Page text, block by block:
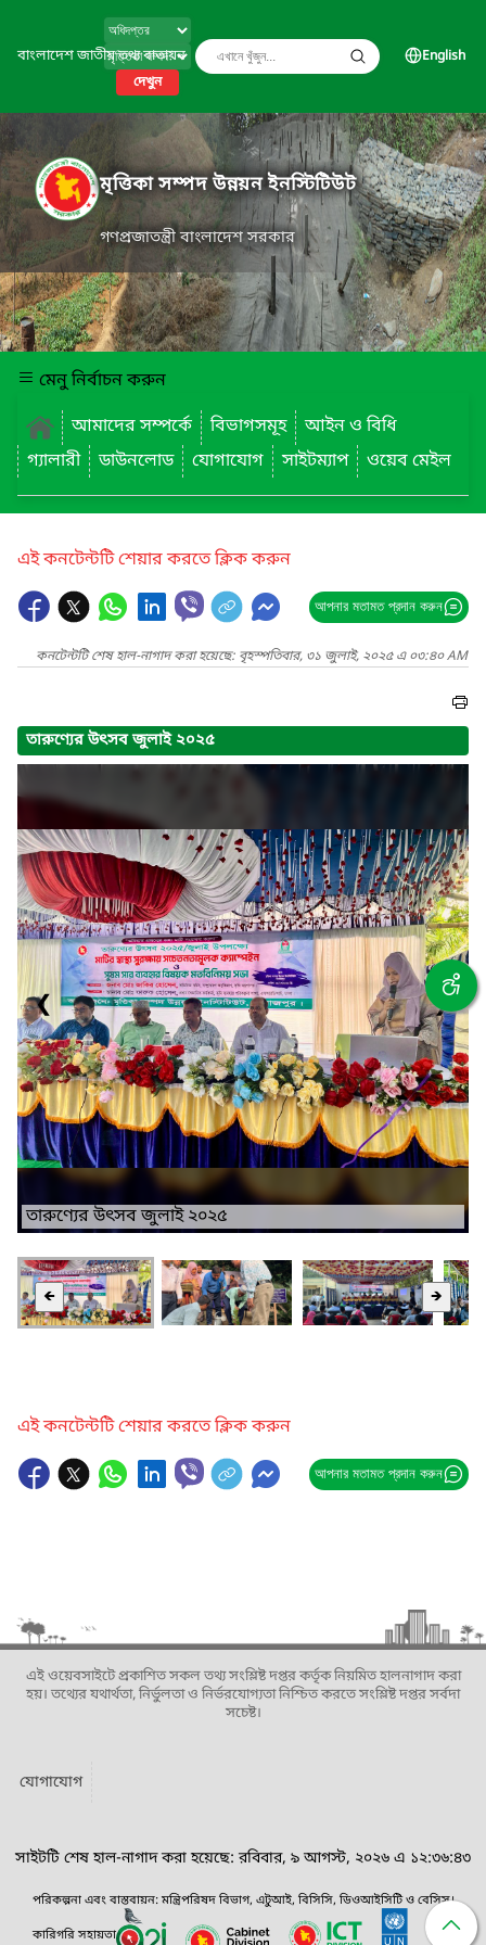
বাংলাদেশ জাতীয় তথ্য বাতায়ন
দেখুন
English
মৃত্তিকা সম্পদ উন্নয়ন ইনস্টিটিউট
গণপ্রজাতন্ত্রী বাংলাদেশ সরকার
মেনু নির্বাচন করুন
আমাদের সম্পর্কে
বিভাগসমূহ
আইন ও বিধি
গ্যালারী
ডাউনলোড যোগাযোগ সাইটম্যাপ ওয়েব মেইল
এই কনটেন্টটি শেয়ার করতে ক্লিক করুন
আপনার মতামত প্রদান করুন
কনটেন্টটি শেষ হাল-নাগাদ করা হয়েছে: বৃহস্পতিবার, ৩১ জুলাই, ২০২৫ এ ০৩:৪০ AM
তারুণ্যের উৎসব জুলাই ২০২৫
তারুণ্যের উৎসব জুলাই ২০২৫
❮ ❯
🡸 🡺
এই কনটেন্টটি শেয়ার করতে ক্লিক করুন
আপনার মতামত প্রদান করুন
এই ওয়েবসাইটে প্রকাশিত সকল তথ্য সংশ্লিষ্ট দপ্তর কর্তৃক নিয়মিত হালনাগাদ করা
হয়। তথ্যের যথার্থতা, নির্ভুলতা ও নির্ভরযোগ্যতা নিশ্চিত করতে সংশ্লিষ্ট দপ্তর সর্বদা
সচেষ্ট।
যোগাযোগ
সাইটটি শেষ হাল-নাগাদ করা হয়েছে: রবিবার, ৯ আগস্ট, ২০২৬ এ ১২:৩৬:৪৩
পরিকল্পনা এবং বাস্তবায়ন: মন্ত্রিপরিষদ বিভাগ, এটুআই, বিসিসি, ডিওআইসিটি ও বেসিস।
কারিগরি সহায়তা